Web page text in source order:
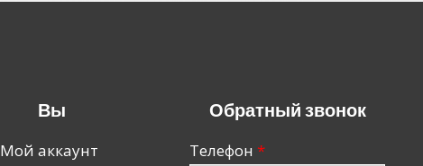
Вы
Мой аккаунт
Обратный звонок
Телефон